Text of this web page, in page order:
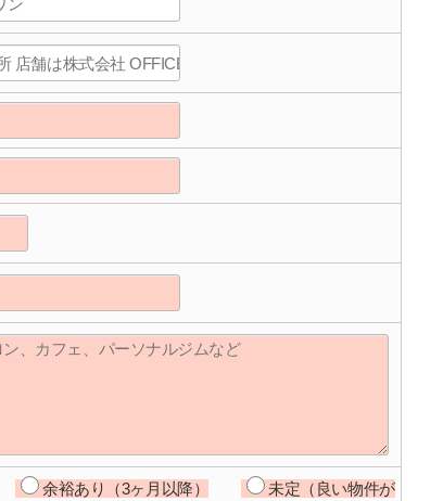
余裕あり（3ヶ月以降）
未定（良い物件が